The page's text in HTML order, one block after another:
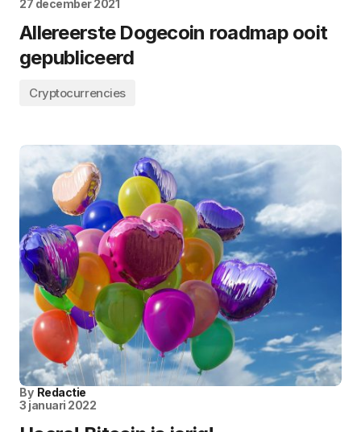
27 december 2021
Allereerste Dogecoin roadmap ooit
gepubliceerd
Cryptocurrencies
By Redactie
3 januari 2022